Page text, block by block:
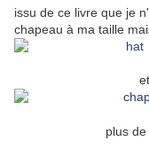
issu de ce livre que je
chapeau à ma taille
plus